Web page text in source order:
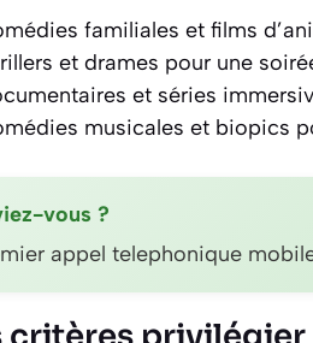
familiales et films
et drames pour une
et séries
musicales et biopics
vous ?
appel telephonique